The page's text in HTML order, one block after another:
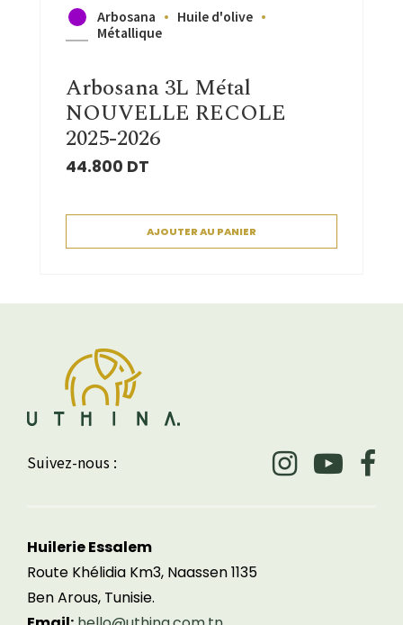
Arbosana
Huile d'olive
Métallique
Arbosana 3L Métal
NOUVELLE RECOLE
2025-2026
44.800 DT
AJOUTER AU PANIER
Suivez-nous :
Huilerie Essalem
Route Khélidia Km3, Naassen 1135
Ben Arous, Tunisie.